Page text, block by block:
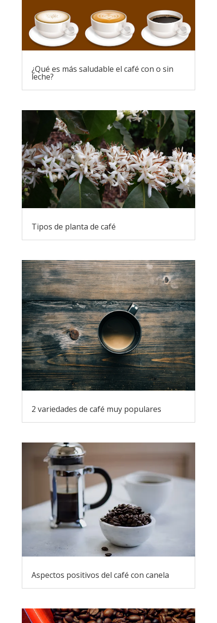
¿Qué es más saludable el café con o sin
leche?
Tipos de planta de café
2 variedades de café muy populares
Aspectos positivos del café con canela